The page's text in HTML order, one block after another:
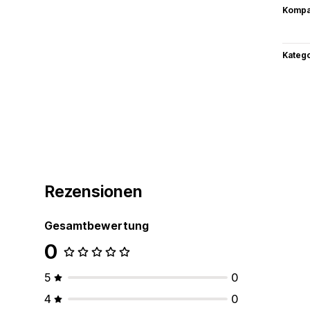
Rezensionen
Gesamtbewertung
0
5
0
4
0